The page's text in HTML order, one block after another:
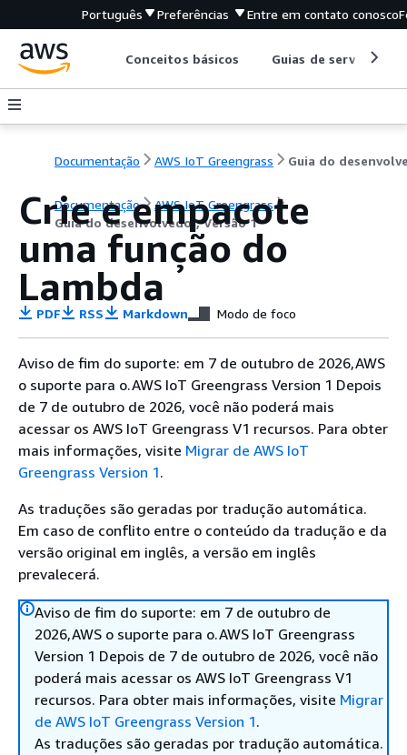
Português Preferências Entre em contato conosco
Conceitos básicos Guias de serviço
Documentação AWS IoT Greengrass
Documentação
AWS IoT Greengrass
Guia do desenvolvedor, Versão 1
Crie e empacote
uma função do
Lambda
PDF RSS Markdown Modo de foco
Aviso de fim do suporte: em 7 de outubro de 2026,AWS
o suporte para o.AWS IoT Greengrass Version 1 Depois
de 7 de outubro de 2026, você não poderá mais
acessar os AWS IoT Greengrass V1 recursos. Para obter
mais informações, visite Migrar de AWS IoT
Greengrass Version 1.
As traduções são geradas por tradução automática.
Em caso de conflito entre o conteúdo da tradução e da
versão original em inglês, a versão em inglês
prevalecerá.
Aviso de fim do suporte: em 7 de outubro de
2026,AWS o suporte para o.AWS IoT Greengrass
Version 1 Depois de 7 de outubro de 2026, você não
poderá mais acessar os AWS IoT Greengrass V1
recursos. Para obter mais informações, visite Migrar
de AWS IoT Greengrass Version 1.
As traduções são geradas por tradução automática.